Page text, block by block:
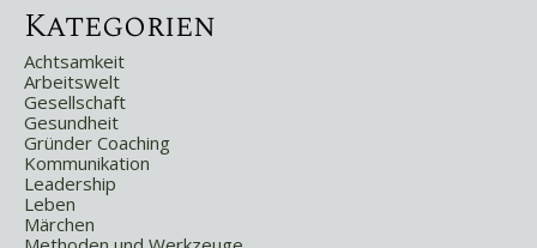
Kategorien
Achtsamkeit
Arbeitswelt
Gesellschaft
Gesundheit
Gründer Coaching
Kommunikation
Leadership
Leben
Märchen